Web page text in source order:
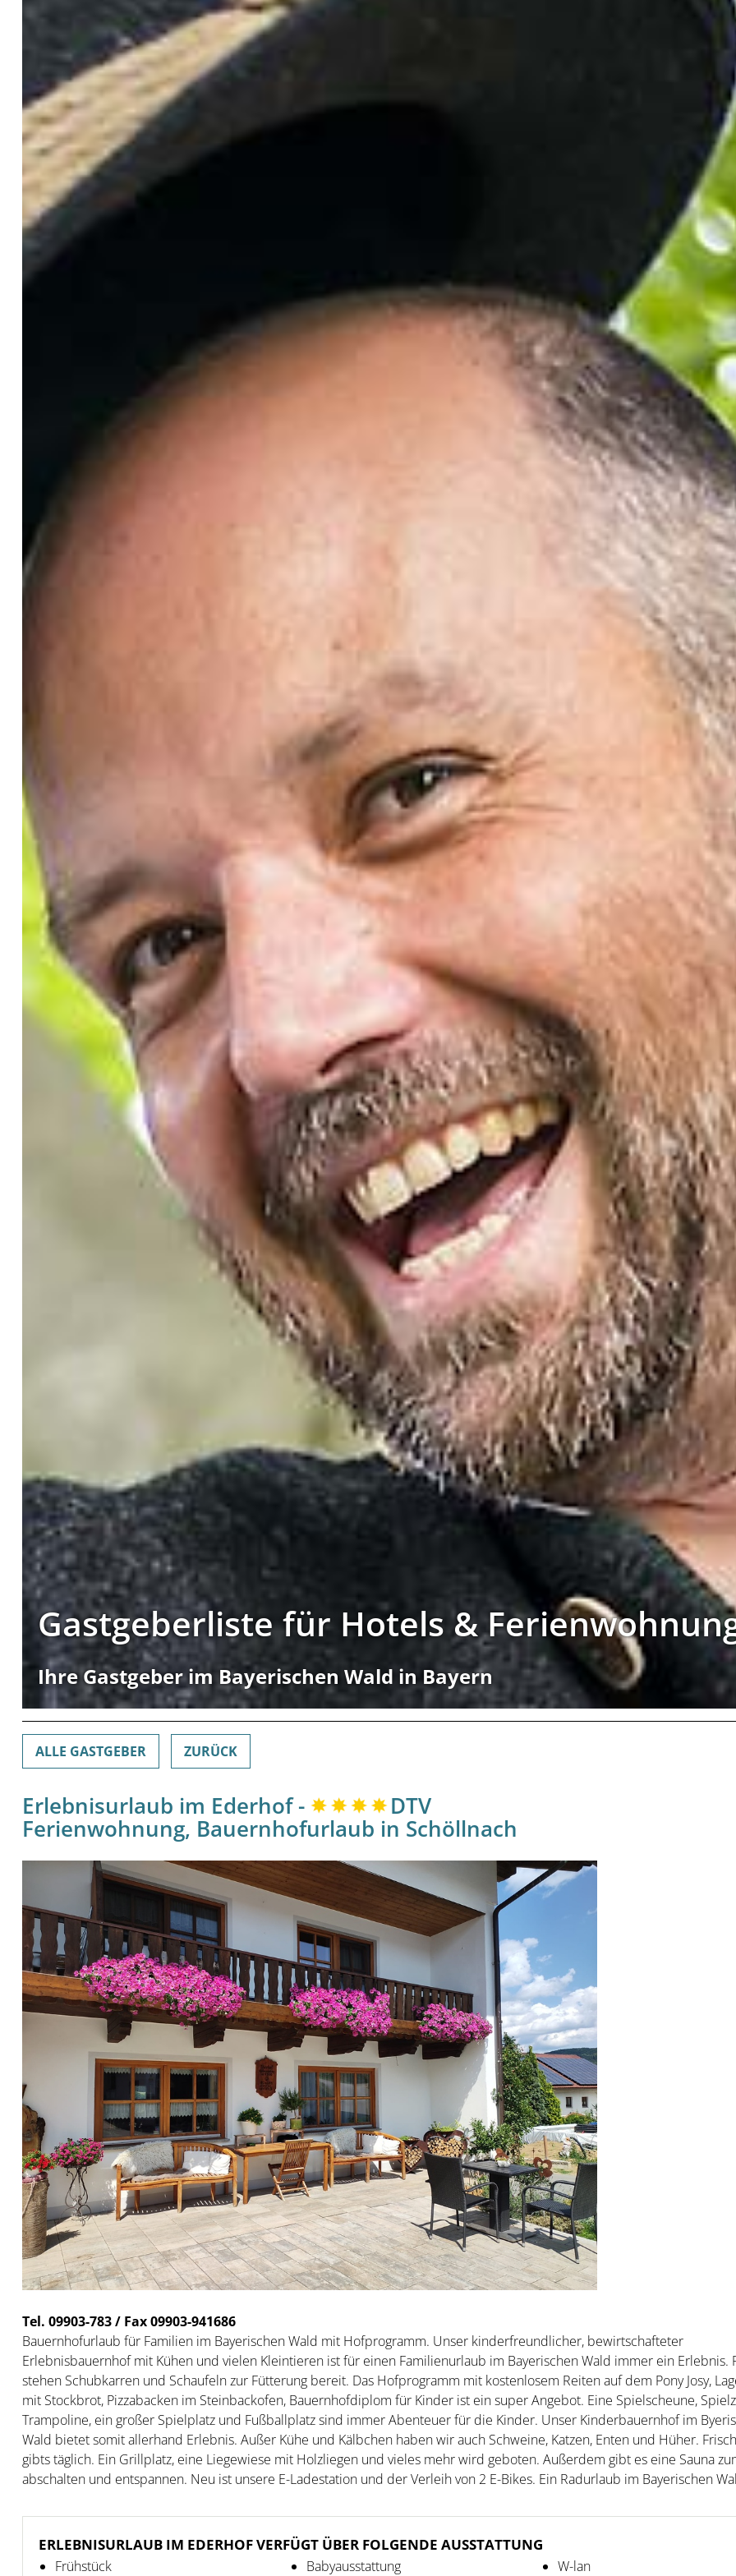
Gastgeberliste für Hotels &
Ihre Gastgeber im Bayerischen Wald in Bayern
ALLE GASTGEBER ZURÜCK
Erlebnisurlaub im Ederhof - DTV
Ferienwohnung, Bauernhofurlaub in Schöllnach
Tel. 09903-783 / Fax 09903-941686
Bauernhofurlaub für Familien im Bayerischen Wald mit Hofprogramm. Unser kinderfreundlicher, bewirtschafteter
Erlebnisbauernhof mit Kühen und vielen Kleintieren ist für einen Familienurlaub im Bayerischen Wald immer ein Erlebnis.
stehen Schubkarren und Schaufeln zur Fütterung bereit. Das Hofprogramm mit kostenlosem Reiten auf dem Pony Josy,
mit Stockbrot, Pizzabacken im Steinbackofen, Bauernhofdiplom für Kinder ist ein super Angebot. Eine Spielscheune,
Trampoline, ein großer Spielplatz und Fußballplatz sind immer Abenteuer für die Kinder. Unser Kinderbauernhof im
Wald bietet somit allerhand Erlebnis. Außer Kühe und Kälbchen haben wir auch Schweine, Katzen, Enten und Hüher.
gibts täglich. Ein Grillplatz, eine Liegewiese mit Holzliegen und vieles mehr wird geboten. Außerdem gibt es eine Sauna
abschalten und entspannen. Neu ist unsere E-Ladestation und der Verleih von 2 E-Bikes. Ein Radurlaub im Bayerischen
ERLEBNISURLAUB IM EDERHOF VERFÜGT ÜBER FOLGENDE AUSSTATTUNG
Frühstück Babyausstattung W-lan